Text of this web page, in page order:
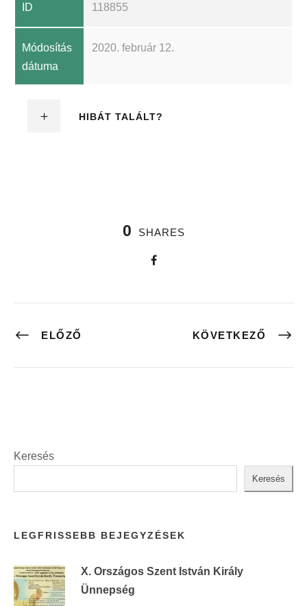
ID 118855
Módosítás
dátuma
2020. február 12.
HIBÁT TALÁLT?
0 SHARES
ELŐZŐ KÖVETKEZŐ
Keresés
Keresés
LEGFRISSEBB BEJEGYZÉSEK
X. Országos Szent István Király
Ünnepség